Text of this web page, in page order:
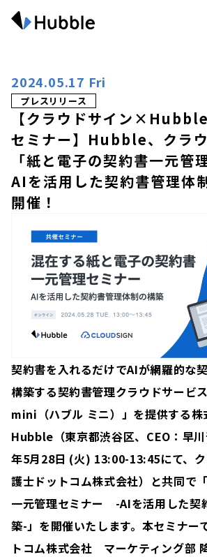
2024.05.17 Fri
プレスリリース
【クラウドサイン
セミナー】Hubble、クラ
「紙と電子の契約書一元
AIを活用した契約書管理体
開催！
契約書を入れるだけでAIが網羅的な
構築する契約書管理クラウドサービ
mini（ハブル ミニ）」 を提供する株
Hubble（東京都渋谷区、CEO：早川
年5月28日 (火) 13:00-13:45にて、
護士ドットコム株式会社）と共同で
一元管理セミナー -AIを活用した契
築-」を開催いたします。本セミナー
トコム株式会社 マーケティング部